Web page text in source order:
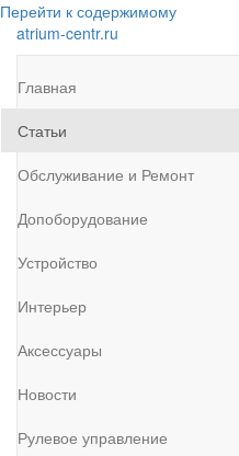
Перейти к содержимому
atrium-centr.ru
Главная
Статьи
Обслуживание и Ремонт
Допоборудование
Устройство
Интерьер
Аксессуары
Новости
Рулевое управление